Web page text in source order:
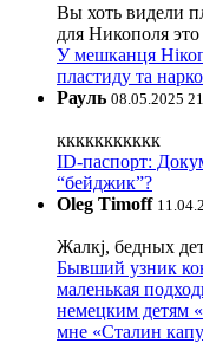
Вы хоть видели
для Никополя
У мешканця
пластиду та
Рауль 08.05.2025
ккккккккккк
ID-паспорт:
“бейджик”?
Oleg Timoff
Жалкj, бедных
Бывший узник
маленькая
немецким детям
мне «Сталин